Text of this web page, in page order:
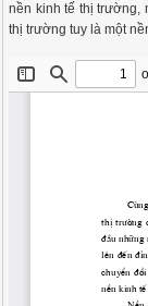
nền kinh tế thị trường,
thị trường tuy là một